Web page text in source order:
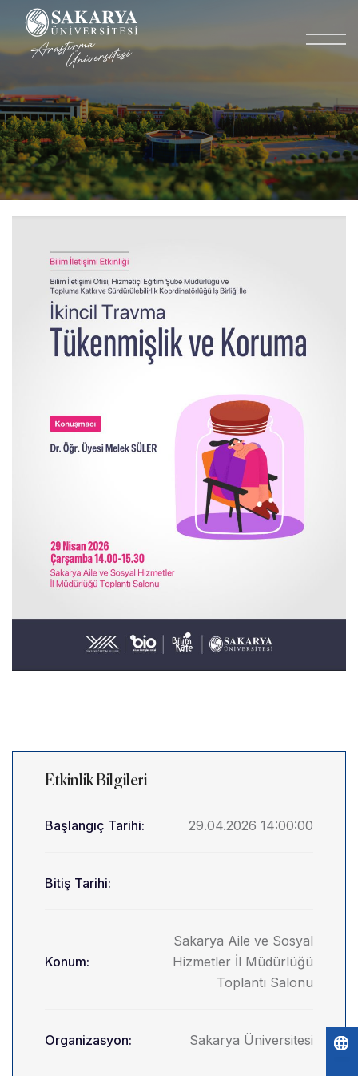
Etkinlik Bilgileri
Başlangıç Tarihi: 29.04.2026 14:00:00
Bitiş Tarihi:
Konum:
Sakarya Aile ve Sosyal
Hizmetler İl Müdürlüğü
Toplantı Salonu
Organizasyon: Sakarya Üniversitesi